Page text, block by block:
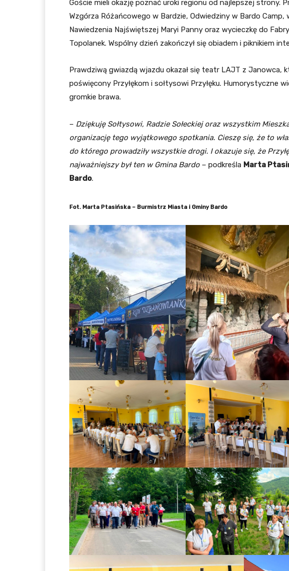
Goście mieli okazję poznać uroki regionu od najlepszej strony.
Wzgórza Różańcowego w Bardzie, Odwiedziny w Bardo
Nawiedzenia Najświętszej Maryi Panny oraz wycieczkę do
Topolanek. Wspólny dzień zakończył się obiadem i piknikiem
Prawdziwą gwiazdą wjazdu okazał się teatr LAJT z Janowca,
poświęcony Przyłękom i sołtysowi Przyłęku. Humorystyczne
gromkie brawa.
– Dziękuję Sołtysowi, Radzie Sołeckiej oraz wszystkim
organizację tego wyjątkowego spotkania. Cieszę się, że to
do którego prowadziły wszystkie drogi. I okazuje się, że
najważniejszy był ten w Gmina Bardo – podkreśla Marta
Bardo.
Fot. Marta Ptasińska – Burmistrz Miasta i Gminy Bardo